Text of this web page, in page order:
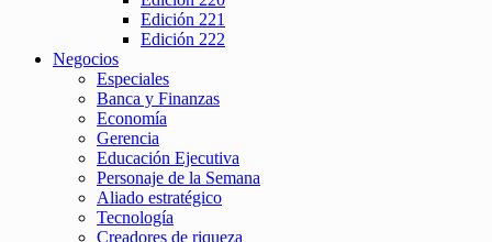
Edición 221
Edición 222
Negocios
Especiales
Banca y Finanzas
Economía
Gerencia
Educación Ejecutiva
Personaje de la Semana
Aliado estratégico
Tecnología
Creadores de riqueza